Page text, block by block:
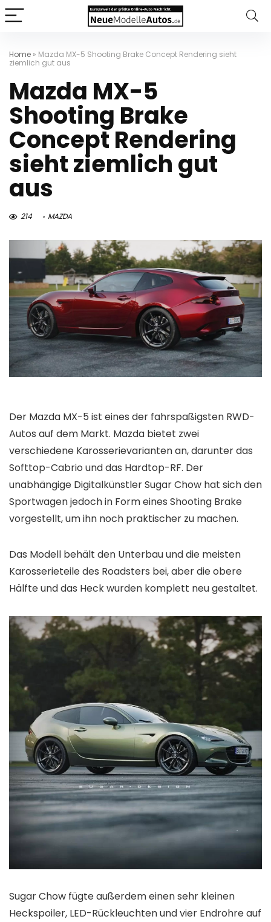
Home » Mazda MX-5 Shooting Brake Concept Rendering sieht
ziemlich gut aus
Mazda MX-5
Shooting Brake
Concept Rendering
sieht ziemlich gut
aus
214 MAZDA
Der Mazda MX-5 ist eines der fahrspaßigsten RWD-
Autos auf dem Markt. Mazda bietet zwei
verschiedene Karosserievarianten an, darunter das
Softtop-Cabrio und das Hardtop-RF. Der
unabhängige Digitalkünstler Sugar Chow hat sich den
Sportwagen jedoch in Form eines Shooting Brake
vorgestellt, um ihn noch praktischer zu machen.
Das Modell behält den Unterbau und die meisten
Karosserieteile des Roadsters bei, aber die obere
Hälfte und das Heck wurden komplett neu gestaltet.
Sugar Chow fügte außerdem einen sehr kleinen
Heckspoiler, LED-Rückleuchten und vier Endrohre auf